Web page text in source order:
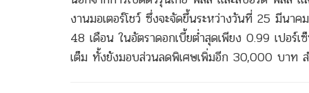
งานมอเตอร์โชว์ ซึ่งจะจัดขึ้นระหว่างวันที่ 25 มีน
48 เดือน ในอัตราดอกเบี้ยต่ำสุดเพียง 0.99 เปอ
เต็ม ทั้งยังมอบส่วนลดพิเศษเพิ่มอีก 30,000 บาท